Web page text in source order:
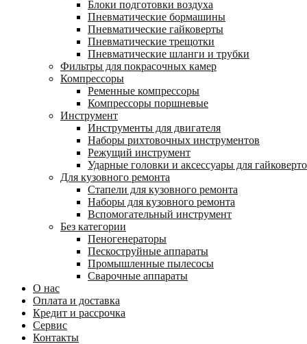
Блоки подготовки воздуха
Пневматические бормашины
Пневматические гайковерты
Пневматические трещотки
Пневматические шланги и трубки
Фильтры для покрасочных камер
Компрессоры
Ременные компрессоры
Компрессоры поршневые
Инструмент
Инструменты для двигателя
Наборы рихтовочных инструментов
Режущий инструмент
Ударные головки и аксессуары для
Для кузовного ремонта
Стапели для кузовного ремонта
Наборы для кузовного ремонта
Вспомогательный инструмент
Без категории
Пеногенераторы
Пескоструйные аппараты
Промышленные пылесосы
Сварочные аппараты
О нас
Оплата и доставка
Кредит и рассрочка
Сервис
Контакты